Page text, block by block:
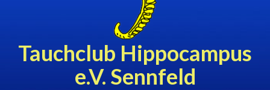
Tauchclub Hippocampus
e.V. Sennfeld